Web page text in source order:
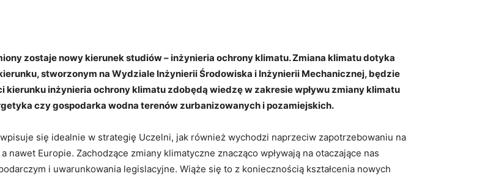
zostaje nowy kierunek studiów – inżynieria ochrony klimatu. Zmiana klimatu dotyka
stworzonym na Wydziale Inżynierii Środowiska i Inżynierii Mechanicznej, będzie
kierunku inżynieria ochrony klimatu zdobędą wiedzę w zakresie wpływu zmiany klimatu
czy gospodarka wodna terenów zurbanizowanych i pozamiejskich.
się idealnie w strategię Uczelni, jak również wychodzi naprzeciw zapotrzebowaniu na
Europie. Zachodzące zmiany klimatyczne znacząco wpływają na otaczające nas
i uwarunkowania legislacyjne. Wiąże się to z koniecznością kształcenia nowych